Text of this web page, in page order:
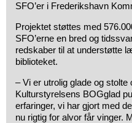
SFO’er i Frederikshavn
Projektet støttes med
SFO’erne en bred og
redskaber til at understøtte
biblioteket.
– Vi er utrolig glade og
Kulturstyrelsens BOGglad
erfaringer, vi har gjort med
nu rigtig for alvor får vinger.